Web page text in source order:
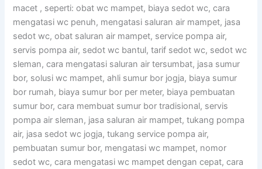
macet , seperti: obat wc mampet, biaya sedot wc, cara
mengatasi wc penuh, mengatasi saluran air mampet, jasa
sedot wc, obat saluran air mampet, service pompa air,
servis pompa air, sedot wc bantul, tarif sedot wc, sedot wc
sleman, cara mengatasi saluran air tersumbat, jasa sumur
bor, solusi wc mampet, ahli sumur bor jogja, biaya sumur
bor rumah, biaya sumur bor per meter, biaya pembuatan
sumur bor, cara membuat sumur bor tradisional, servis
pompa air sleman, jasa saluran air mampet, tukang pompa
air, jasa sedot wc jogja, tukang service pompa air,
pembuatan sumur bor, mengatasi wc mampet, nomor
sedot wc, cara mengatasi wc mampet dengan cepat, cara